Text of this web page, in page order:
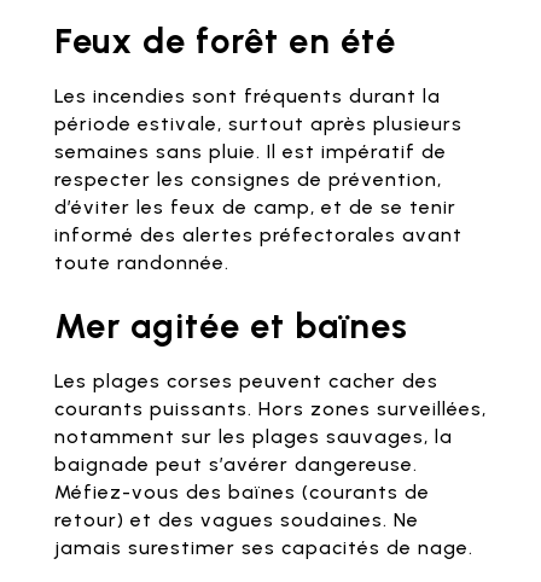
Feux de forêt en été
Les incendies sont fréquents durant la
période estivale, surtout après plusieurs
semaines sans pluie. Il est impératif de
respecter les consignes de prévention,
d’éviter les feux de camp, et de se tenir
informé des alertes préfectorales avant
toute randonnée.
Mer agitée et baïnes
Les plages corses peuvent cacher des
courants puissants. Hors zones surveillées,
notamment sur les plages sauvages, la
baignade peut s’avérer dangereuse.
Méfiez-vous des baïnes (courants de
retour) et des vagues soudaines. Ne
jamais surestimer ses capacités de nage.